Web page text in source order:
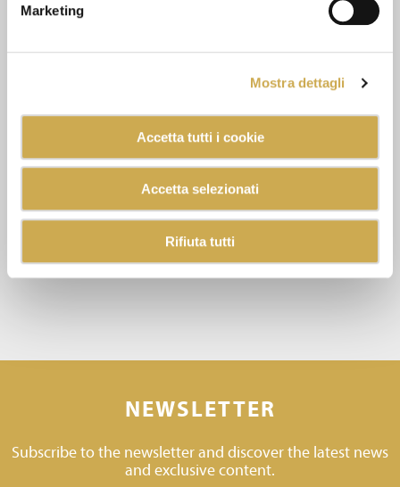
Marketing
Mostra dettagli
Accetta tutti i cookie
Accetta selezionati
Rifiuta tutti
NEWSLETTER
Subscribe to the newsletter and discover the latest news
and exclusive content.